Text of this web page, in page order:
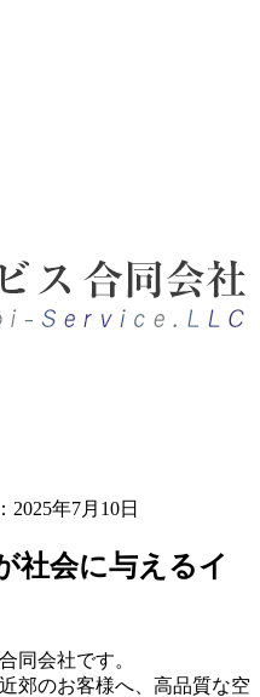
2025年7月10日
社会に与えるイ
同会社です。
郊のお客様へ、高品質な空